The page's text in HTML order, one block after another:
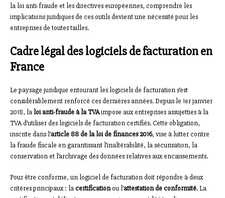
la loi anti-fraude et les directives européennes, comprendre les
implications juridiques de ces outils devient une nécessité pour les
entreprises de toutes tailles.
Cadre légal des logiciels de facturation en
France
Le paysage juridique entourant les logiciels de facturation s’est
considérablement renforcé ces dernières années. Depuis le 1er janvier
2018, la loi anti-fraude à la TVAimpose aux entreprises assujetties à la
TVA d’utiliser des logiciels de facturation certifiés. Cette obligation,
inscrite dans l’article 88 de la loi de finances 2016, vise à lutter contre
la fraude fiscale en garantissant l’inaltérabilité, la sécurisation, la
conservation et l’archivage des données relatives aux encaissements.
Pour être conforme, un logiciel de facturation doit répondre à deux
critères principaux : lacertificationou l’attestation de conformité. La